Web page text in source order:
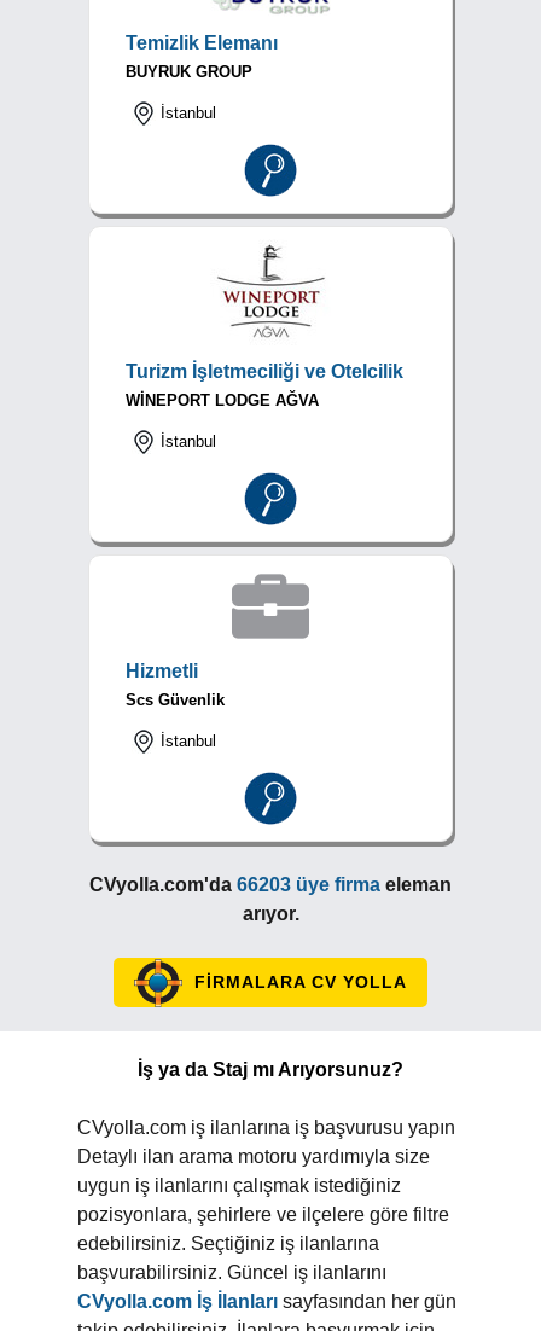
Temizlik Elemanı
BUYRUK GROUP
İstanbul
Turizm İşletmeciliği ve Otelcilik
WİNEPORT LODGE AĞVA
İstanbul
Hizmetli
Scs Güvenlik
İstanbul
CVyolla.com'da 66203 üye firma eleman
arıyor.
FİRMALARA CV YOLLA
İş ya da Staj mı Arıyorsunuz?
CVyolla.com iş ilanlarına iş başvurusu yapın
Detaylı ilan arama motoru yardımıyla size
uygun iş ilanlarını çalışmak istediğiniz
pozisyonlara, şehirlere ve ilçelere göre filtre
edebilirsiniz. Seçtiğiniz iş ilanlarına
başvurabilirsiniz. Güncel iş ilanlarını
CVyolla.com İş İlanları sayfasından her gün